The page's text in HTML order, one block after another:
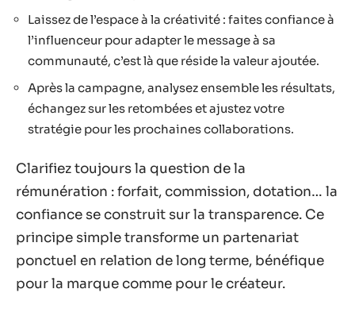
Laissez de l’espace à la créativité : faites confiance à
l’influenceur pour adapter le message à sa
communauté, c’est là que réside la valeur ajoutée.
Après la campagne, analysez ensemble les résultats,
échangez sur les retombées et ajustez votre
stratégie pour les prochaines collaborations.
Clarifiez toujours la question de la
rémunération : forfait, commission, dotation… la
confiance se construit sur la transparence. Ce
principe simple transforme un partenariat
ponctuel en relation de long terme, bénéfique
pour la marque comme pour le créateur.